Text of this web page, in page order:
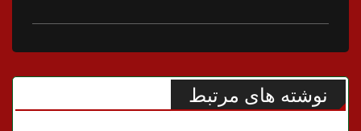
نوشته های مرتبط